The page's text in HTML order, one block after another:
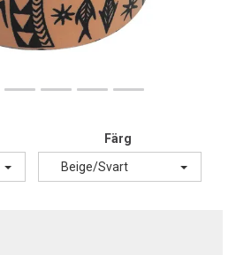
Färg
Beige/Svart